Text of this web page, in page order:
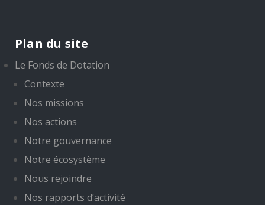
Plan du site
Le Fonds de Dotation
Contexte
Nos missions
Nos actions
Notre gouvernance
Notre écosystème
Nous rejoindre
Nos rapports d’activité